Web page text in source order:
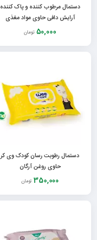
دستمال مرطوب کننده و پاک کننده
آرایش دافی حاوی مواد مغذی
50,000 تومان
دستمال رطوبت رسان کودک وی کر
حاوی روغن آرگان
350,000 تومان